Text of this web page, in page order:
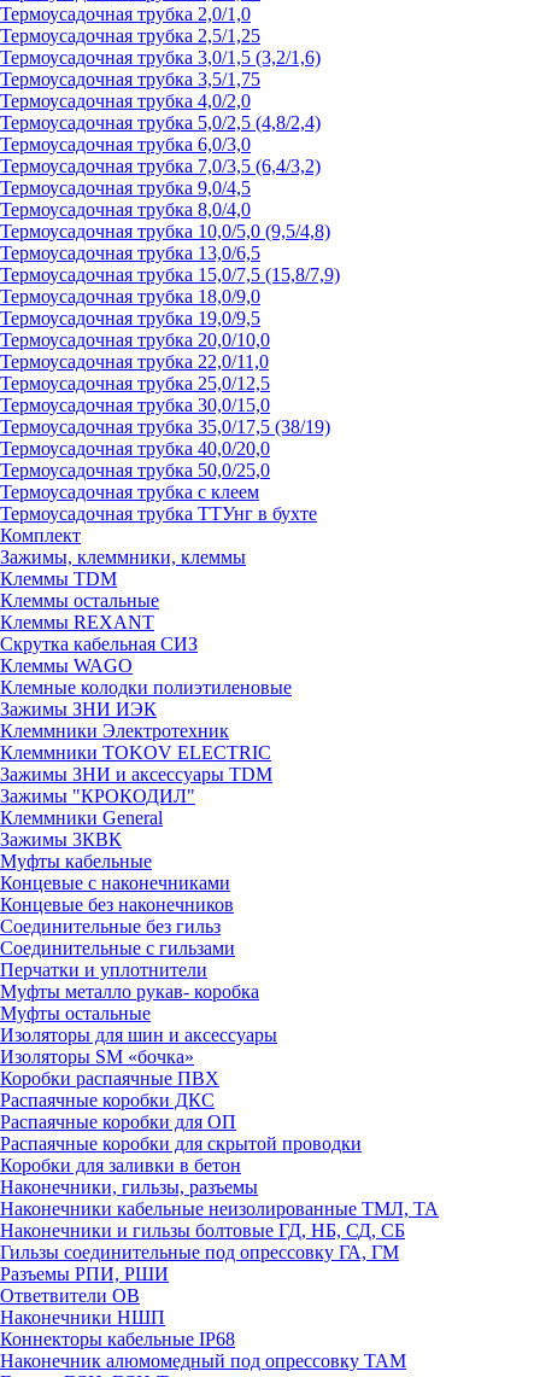
Термоусадочная трубка 2,0/1,0
Термоусадочная трубка 2,5/1,25
Термоусадочная трубка 3,0/1,5 (3,2/1,6)
Термоусадочная трубка 3,5/1,75
Термоусадочная трубка 4,0/2,0
Термоусадочная трубка 5,0/2,5 (4,8/2,4)
Термоусадочная трубка 6,0/3,0
Термоусадочная трубка 7,0/3,5 (6,4/3,2)
Термоусадочная трубка 9,0/4,5
Термоусадочная трубка 8,0/4,0
Термоусадочная трубка 10,0/5,0 (9,5/4,8)
Термоусадочная трубка 13,0/6,5
Термоусадочная трубка 15,0/7,5 (15,8/7,9)
Термоусадочная трубка 18,0/9,0
Термоусадочная трубка 19,0/9,5
Термоусадочная трубка 20,0/10,0
Термоусадочная трубка 22,0/11,0
Термоусадочная трубка 25,0/12,5
Термоусадочная трубка 30,0/15,0
Термоусадочная трубка 35,0/17,5 (38/19)
Термоусадочная трубка 40,0/20,0
Термоусадочная трубка 50,0/25,0
Термоусадочная трубка с клеем
Термоусадочная трубка ТТУнг в бухте
Комплект
Зажимы, клеммники, клеммы
Клеммы TDM
Клеммы остальные
Клеммы REXANT
Скрутка кабельная СИЗ
Клеммы WAGO
Клемные колодки полиэтиленовые
Зажимы ЗНИ ИЭК
Клеммники Электротехник
Клеммники TOKOV ELECTRIC
Зажимы ЗНИ и аксессуары TDM
Зажимы "КРОКОДИЛ"
Клеммники General
Зажимы 3КВК
Муфты кабельные
Концевые с наконечниками
Концевые без наконечников
Соединительные без гильз
Соединительные с гильзами
Перчатки и уплотнители
Муфты металло рукав- коробка
Муфты остальные
Изоляторы для шин и аксессуары
Изоляторы SM «бочка»
Коробки распаячные ПВХ
Распаячные коробки ДКС
Распаячные коробки для ОП
Распаячные коробки для скрытой проводки
Коробки для заливки в бетон
Наконечники, гильзы, разъемы
Наконечники кабельные неизолированные ТМЛ, ТА
Наконечники и гильзы болтовые ГД, НБ, СД, СБ
Гильзы соединительные под опрессовку ГА, ГМ
Разъемы РПИ, РШИ
Ответвители ОВ
Наконечники НШП
Коннекторы кабельные IP68
Наконечник алюмомедный под опрессовку ТАМ